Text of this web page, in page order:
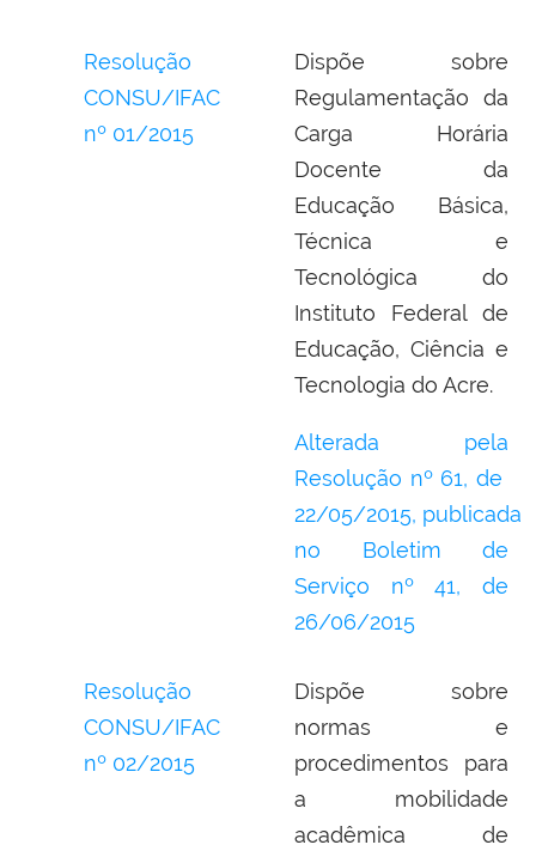
Resolução
CONSU/IFAC
nº 01/2015
Dispõe sobre
Regulamentação da
Carga Horária
Docente da
Educação Básica,
Técnica e
Tecnológica do
Instituto Federal de
Educação, Ciência e
Tecnologia do Acre.
Alterada pela
Resolução nº 61, de
22/05/2015, publicada
no Boletim de
Serviço nº 41, de
26/06/2015
Resolução
CONSU/IFAC
nº 02/2015
Dispõe sobre
normas e
procedimentos para
a mobilidade
acadêmica de